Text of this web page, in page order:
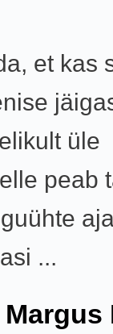
et kas
üle
peab
...